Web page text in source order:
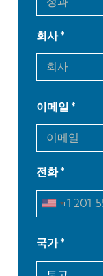
회사
이메일
전화
국가
EN
FR